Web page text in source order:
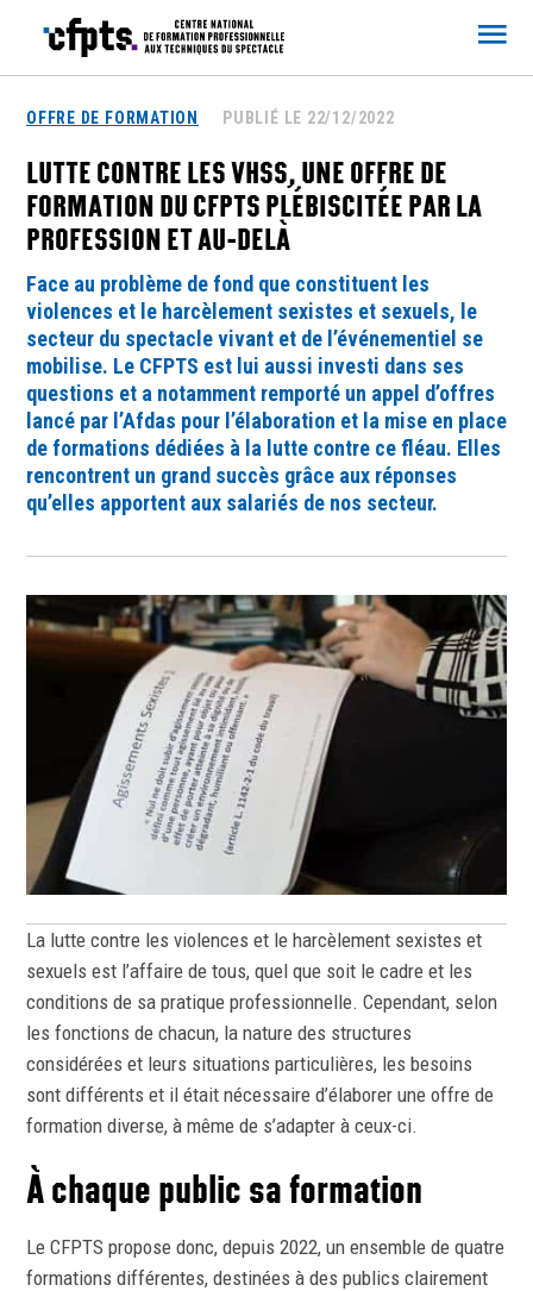
OFFRE DE FORMATION PUBLIÉ LE 22/12/2022
LUTTE CONTRE LES VHSS, UNE OFFRE DE
FORMATION DU CFPTS PLÉBISCITÉE PAR LA
PROFESSION ET AU-DELÀ
Face au problème de fond que constituent les
violences et le harcèlement sexistes et sexuels, le
secteur du spectacle vivant et de l’événementiel se
mobilise. Le CFPTS est lui aussi investi dans ses
questions et a notamment remporté un appel d’offres
lancé par l’Afdas pour l’élaboration et la mise en place
de formations dédiées à la lutte contre ce fléau. Elles
rencontrent un grand succès grâce aux réponses
qu’elles apportent aux salariés de nos secteur.
La lutte contre les violences et le harcèlement sexistes et
sexuels est l’affaire de tous, quel que soit le cadre et les
conditions de sa pratique professionnelle. Cependant, selon
les fonctions de chacun, la nature des structures
considérées et leurs situations particulières, les besoins
sont différents et il était nécessaire d’élaborer une offre de
formation diverse, à même de s’adapter à ceux-ci.
À chaque public sa formation
Le CFPTS propose donc, depuis 2022, un ensemble de quatre
formations différentes, destinées à des publics clairement